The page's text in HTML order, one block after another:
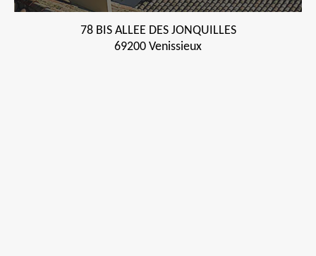
78 BIS ALLEE DES JONQUILLES
69200 Venissieux